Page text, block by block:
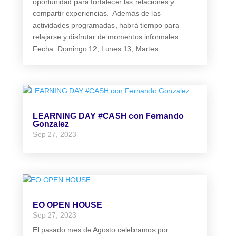
oportunidad para fortalecer las relaciones y
compartir experiencias. Además de las
actividades programadas, habrá tiempo para
relajarse y disfrutar de momentos informales.
Fecha: Domingo 12, Lunes 13, Martes...
LEARNING DAY #CASH con Fernando
Gonzalez
Sep 27, 2023
EO OPEN HOUSE
Sep 27, 2023
El pasado mes de Agosto celebramos por